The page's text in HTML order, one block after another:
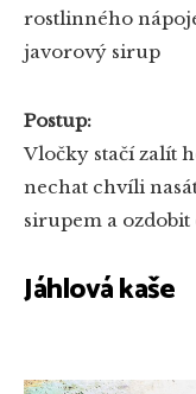
rostlinného
javorový sirup
Postup:
Vločky stačí zalít
nechat chvíli
sirupem a ozdobit
Jáhlová kaše